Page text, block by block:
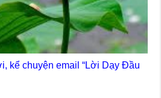
kể chuyện email “Lời Dạy Đầu